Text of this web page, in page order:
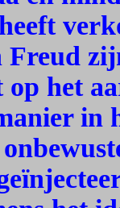
Freud
op het
in